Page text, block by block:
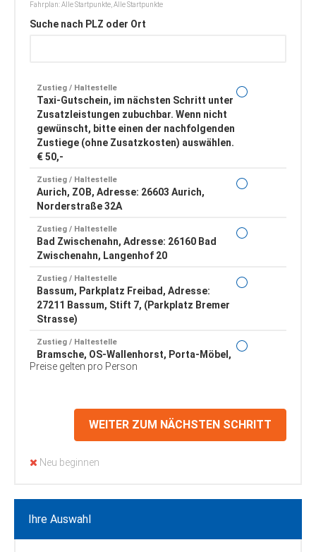
Fahrplan: Alle Startpunkte, Alle Startpunkte
Suche nach PLZ oder Ort
Zustieg / Haltestelle
Taxi-Gutschein, im nächsten Schritt unter
Zusatzleistungen zubuchbar. Wenn nicht
gewünscht, bitte einen der nachfolgenden
Zustiege (ohne Zusatzkosten) auswählen.
€ 50,-
Zustieg / Haltestelle
Aurich, ZOB, Adresse: 26603 Aurich,
Norderstraße 32A
Zustieg / Haltestelle
Bad Zwischenahn, Adresse: 26160 Bad
Zwischenahn, Langenhof 20
Zustieg / Haltestelle
Bassum, Parkplatz Freibad, Adresse:
27211 Bassum, Stift 7, (Parkplatz Bremer
Strasse)
Zustieg / Haltestelle
Bramsche, OS-Wallenhorst, Porta-Möbel,
Borsigstrasse, Adresse: 49134
Bremen, Neues Fernbusterminal, Adresse:
28195 Bremen, Rosa-Parks-Ring 11-15
Bremerhaven, Bahnhof (Haupteingang),
Zustieg / Haltestelle
Preise gelten pro Person
WEITER ZUM NÄCHSTEN SCHRITT
Neu beginnen
Ihre Auswahl